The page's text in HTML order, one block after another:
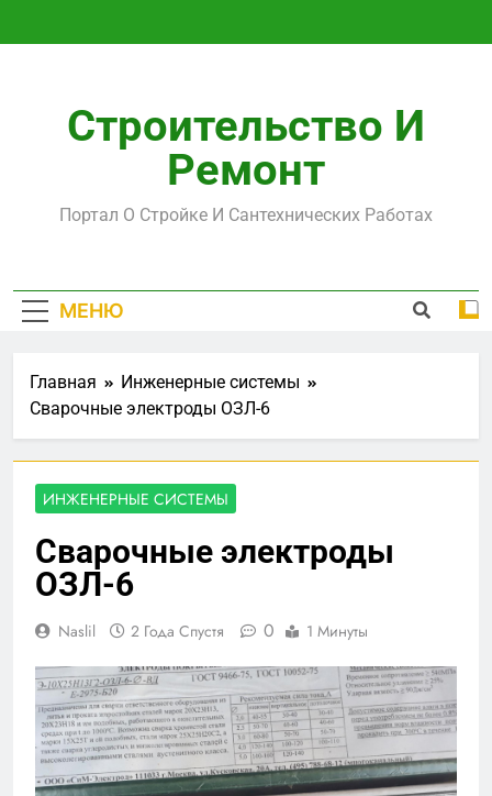
Строительство И
Ремонт
Портал О Стройке И Сантехнических Работах
МЕНЮ
Главная
Инженерные системы
Сварочные электроды ОЗЛ-6
ИНЖЕНЕРНЫЕ СИСТЕМЫ
Сварочные электроды
ОЗЛ-6
Naslil 2 Года Спустя 0 1 Минуты